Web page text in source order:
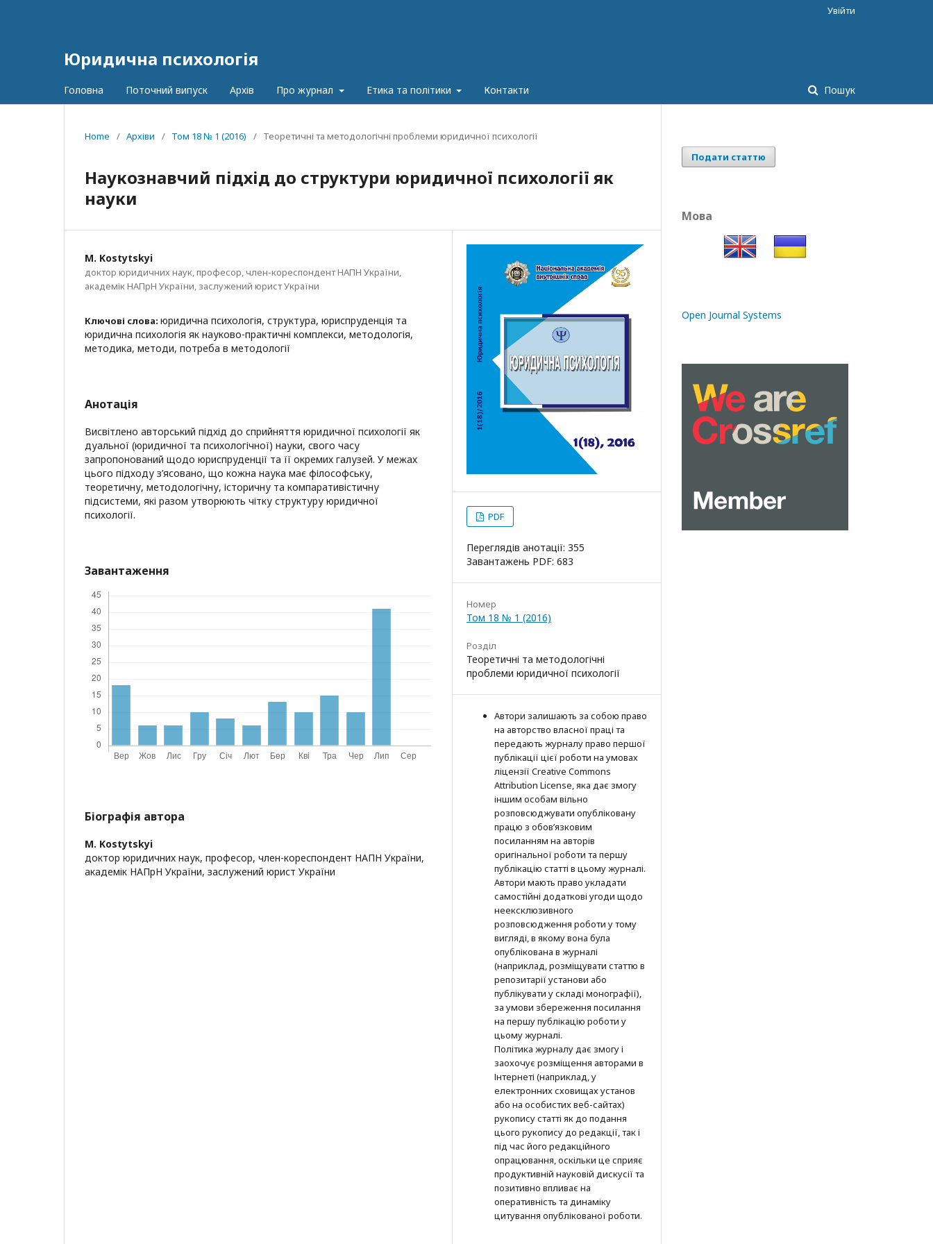
Юридична психологія
Головна Поточний випуск Архів Про журнал Етика та політики Контакти Пошук
Увійти
Home / Архіви / Том 18 № 1 (2016) / Теоретичні та методологічні проблеми юридичної психології
Наукознавчий підхід до структури юридичної психології як
науки
M. Kostytskyi
доктор юридичних наук, професор, член-кореспондент НАПН України,
академік НАПрН України, заслужений юрист України
Ключові слова: юридична психологія, структура, юриспруденція та
юридична психологія як науково-практичні комплекси, методологія,
методика, методи, потреба в методології
Анотація
Висвітлено авторський підхід до сприйняття юридичної психології як
дуальної (юридичної та психологічної) науки, свого часу
запропонований щодо юриспруденції та її окремих галузей. У межах
цього підходу з’ясовано, що кожна наука має філософську,
теоретичну, методологічну, історичну та компаративістичну
підсистеми, які разом утворюють чітку структуру юридичної
психології.
Завантаження
Біографія автора
M. Kostytskyi
доктор юридичних наук, професор, член-кореспондент НАПН України,
академік НАПрН України, заслужений юрист України
PDF
Переглядів анотації: 355
Завантажень PDF: 683
Номер
Том 18 № 1 (2016)
Розділ
Теоретичні та методологічні
проблеми юридичної психології
Автори залишають за собою право
на авторство власної праці та
передають журналу право першої
публікації цієї роботи на умовах
ліцензії Creative Commons
Attribution License, яка дає змогу
іншим особам вільно
розповсюджувати опубліковану
працю з обов’язковим
посиланням на авторів
оригінальної роботи та першу
публікацію статті в цьому журналі.
Автори мають право укладати
самостійні додаткові угоди щодо
неексклюзивного
розповсюдження роботи у тому
вигляді, в якому вона була
опублікована в журналі
(наприклад, розміщувати статтю в
репозитарії установи або
публікувати у складі монографії),
за умови збереження посилання
на першу публікацію роботи у
цьому журналі.
Політика журналу дає змогу і
заохочує розміщення авторами в
Інтернеті (наприклад, у
електронних сховищах установ
або на особистих веб-сайтах)
рукопису статті як до подання
цього рукопису до редакції, так і
під час його редакційного
опрацювання, оскільки це сприяє
продуктивній науковій дискусії та
позитивно впливає на
оперативність та динаміку
цитування опублікованої роботи.
Подати статтю
Мова
Open Journal Systems